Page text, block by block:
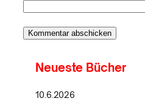
Neueste Bücher
10.6.2026